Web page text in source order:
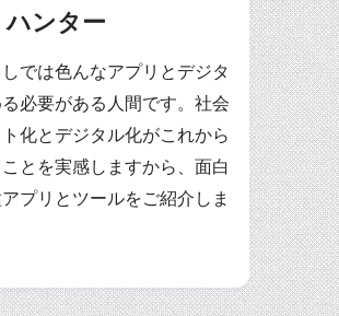
ハンター
では色んなアプリとデジタ
必要がある人間です。社会
化とデジタル化がこれから
とを実感しますから、面白
プリとツールをご紹介しま